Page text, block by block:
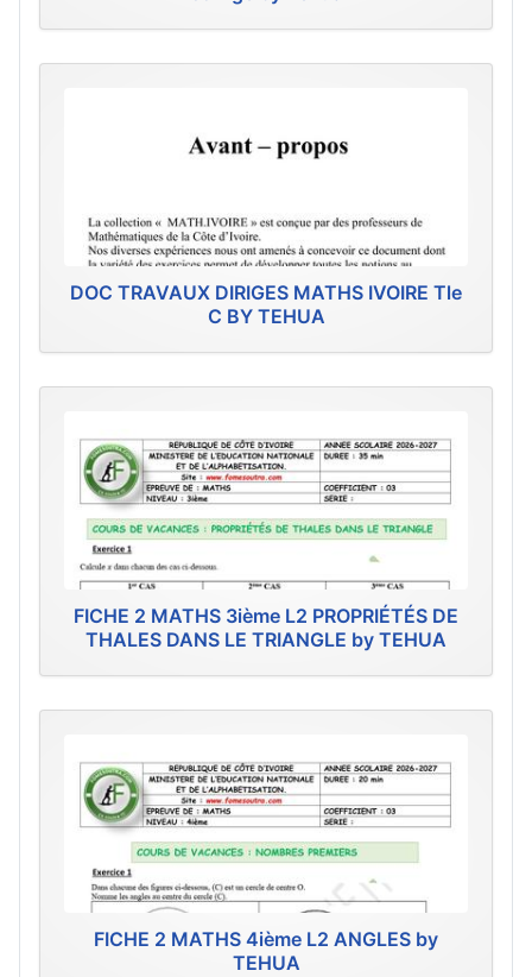
DOC TRAVAUX DIRIGES MATHS IVOIRE Tle
C BY TEHUA
FICHE 2 MATHS 3ième L2 PROPRIÉTÉS DE
THALES DANS LE TRIANGLE by TEHUA
FICHE 2 MATHS 4ième L2 ANGLES by
TEHUA